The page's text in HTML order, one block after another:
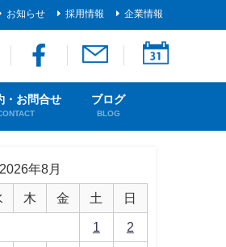
お知らせ 採用情報 企業情報
・お問合せ ブログ
BLOG
2026年8月
木 金 土 日
1 2